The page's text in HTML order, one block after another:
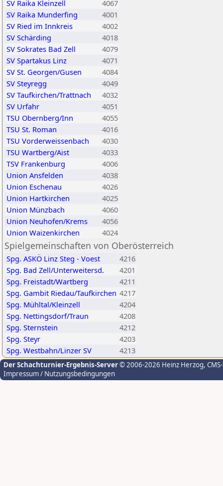
SV Raika Kleinzell
4067
SV Raika Munderfing
4001
SV Ried im Innkreis
4002
SV Schärding
4018
SV Sokrates Bad Zell
4079
SV Spartakus Linz
4071
SV St. Georgen/Gusen
4084
SV Steyregg
4049
SV Taufkirchen/Trattnach
4032
SV Urfahr
4051
TSU Obernberg/Inn
4055
TSU St. Roman
4016
TSU Vorderweissenbach
4030
TSU Wartberg/Aist
4033
TSV Frankenburg
4006
Union Ansfelden
4038
Union Eschenau
4026
Union Hartkirchen
4025
Union Münzbach
4060
Union Neuhofen/Krems
4056
Union Waizenkirchen
4024
Spielgemeinschaften von Oberösterreich
Spg. ASKÖ Linz Steg - Voest
4216
Spg. Bad Zell/Unterweitersd.
4201
Spg. Freistadt/Wartberg
4211
Spg. Gambit Riedau/Taufkirchen 4217
Spg. Mühltal/Kleinzell
4204
Spg. Nettingsdorf/Traun
4208
Spg. Sternstein
4212
Spg. Steyr
4203
Spg. Westbahn/Linzer SV
4213
Der Schachturnier-Ergebnis-Server© 2006-2026 Heinz Herzog,
Impressum / Nutzungsbedingungen